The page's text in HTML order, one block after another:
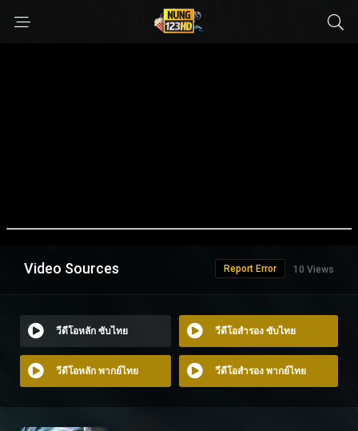
Video Sources 10 Views
Report Error
วีดีโอหลัก ซับไทย วีดีโอสำรอง ซับไทย
วีดีโอหลัก พากย์ไทย วีดีโอสำรอง พากย์ไทย